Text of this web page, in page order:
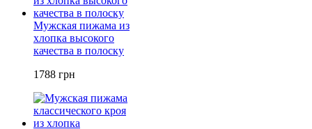
Мужская пижама из
хлопка высокого
качества в полоску
1788 грн